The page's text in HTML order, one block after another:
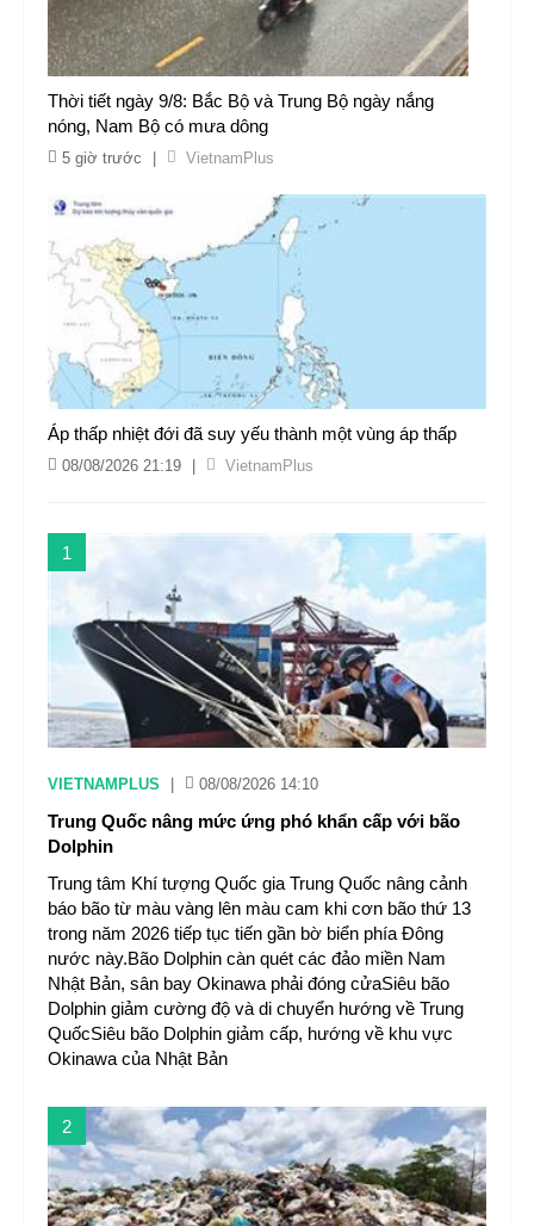
Thời tiết ngày 9/8: Bắc Bộ và Trung Bộ ngày nắng
nóng, Nam Bộ có mưa dông
5 giờ trước VietnamPlus
Áp thấp nhiệt đới đã suy yếu thành một vùng áp thấp
08/08/2026 21:19 VietnamPlus
1
VIETNAMPLUS 08/08/2026 14:10
Trung Quốc nâng mức ứng phó khẩn cấp với bão
Dolphin
Trung tâm Khí tượng Quốc gia Trung Quốc nâng cảnh
báo bão từ màu vàng lên màu cam khi cơn bão thứ 13
trong năm 2026 tiếp tục tiến gần bờ biển phía Đông
nước này.Bão Dolphin càn quét các đảo miền Nam
Nhật Bản, sân bay Okinawa phải đóng cửaSiêu bão
Dolphin giảm cường độ và di chuyển hướng về Trung
QuốcSiêu bão Dolphin giảm cấp, hướng về khu vực
Okinawa của Nhật Bản
2